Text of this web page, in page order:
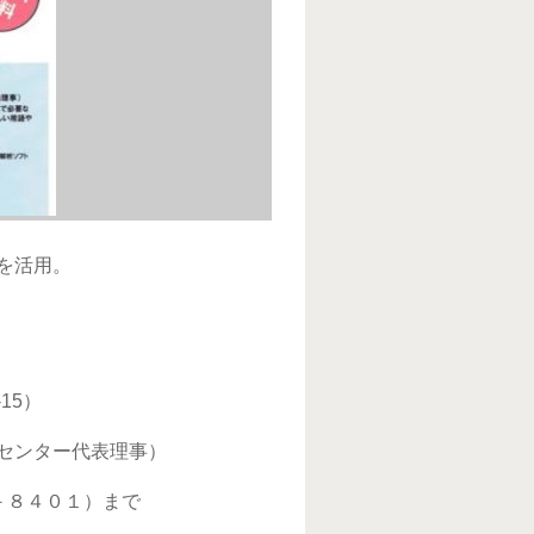
活用。
）
ター代表理事）
８４０１）まで